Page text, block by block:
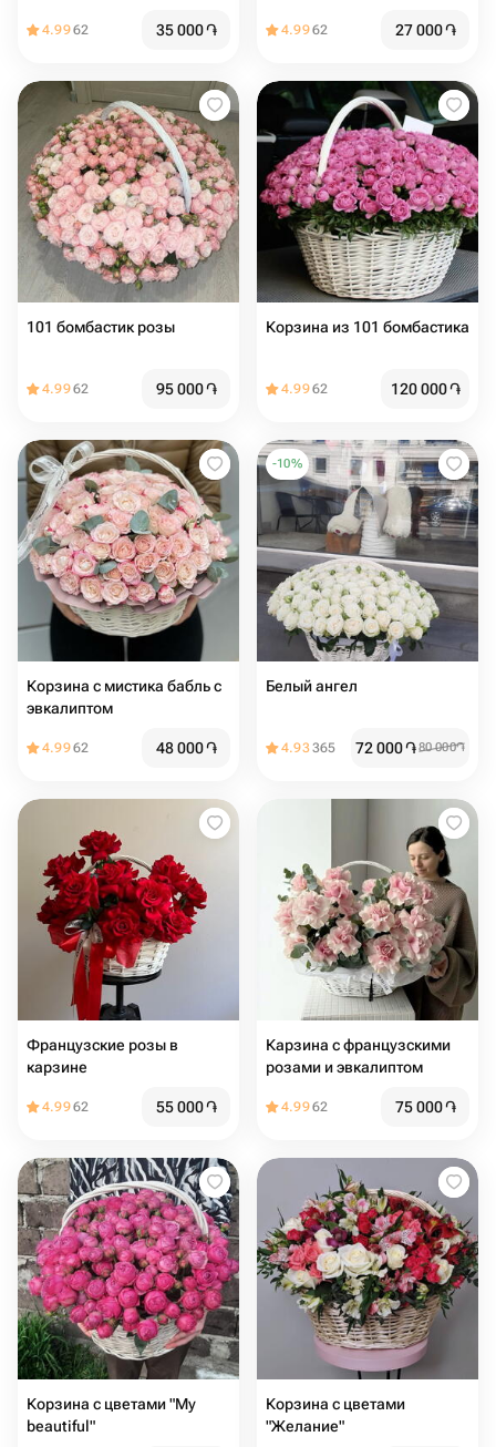
4.9962 35 000֏ 4.9962 27 000֏
101 бомбастик розы￼
4.9962 95 000֏
Корзина из 101 бомбастика
4.9962 120 000֏
Корзина с мистика бабль с
эвкалиптом
4.9962 48 000֏
-10%
Белый ангел
4.93365 72 000֏80 000֏
Французские розы в
карзине
4.9962 55 000֏
Карзина с французскими
розами и эвкалиптом
4.9962 75 000֏
Корзина с цветами "My
beautiful"
Корзина с цветами
"Желание"